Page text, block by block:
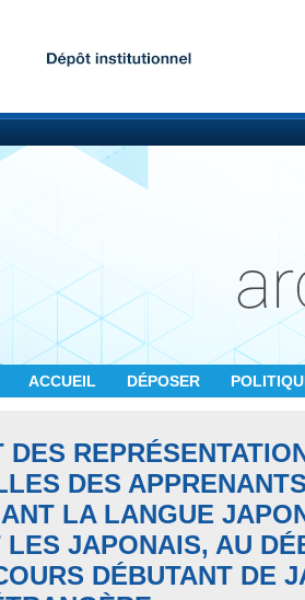
ACCUEIL DÉPOSER
DES
DES
LA LANGUE
LES JAPONAIS, AU
DÉBUTANT DE